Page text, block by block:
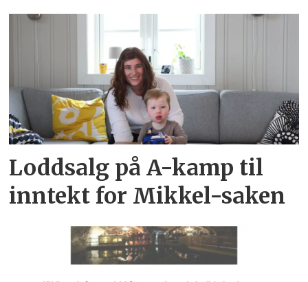
Loddsalg på A-kamp til
inntekt for Mikkel-saken